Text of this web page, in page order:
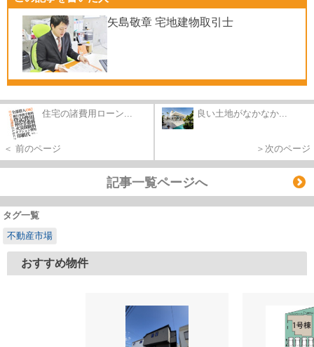
矢島敬章 宅地建物取引士
住宅の諸費用ローン...
＜ 前のページ
良い土地がなかなか...
＞次のページ
記事一覧ページへ
タグ一覧
不動産市場
おすすめ物件